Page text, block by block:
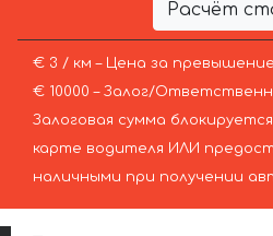
Расчёт
€ 3 / км – Цена за
€ 10000 – Залог/
Залоговая сумма
карте водителя ИЛИ
наличными при получении